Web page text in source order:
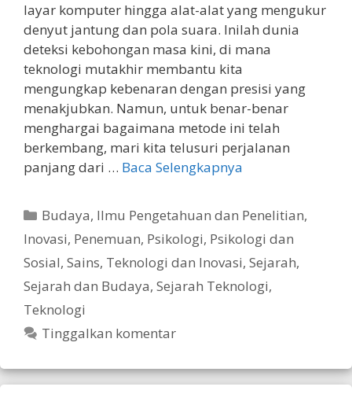
layar komputer hingga alat-alat yang mengukur
denyut jantung dan pola suara. Inilah dunia
deteksi kebohongan masa kini, di mana
teknologi mutakhir membantu kita
mengungkap kebenaran dengan presisi yang
menakjubkan. Namun, untuk benar-benar
menghargai bagaimana metode ini telah
berkembang, mari kita telusuri perjalanan
panjang dari … Baca Selengkapnya
Kategori
Budaya, Ilmu Pengetahuan dan Penelitian,
Inovasi, Penemuan, Psikologi, Psikologi dan
Sosial, Sains, Teknologi dan Inovasi, Sejarah,
Sejarah dan Budaya, Sejarah Teknologi,
Teknologi
Tinggalkan komentar